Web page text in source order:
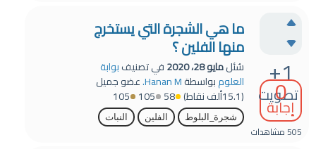
+1
تصويت
0
إجابة
505مشاهدات
ما هي الشجرة التي يستخرج
منها الفلين ؟
سُئلمايو 28، 2020 في تصنيفبوابة
العلومبواسطةHanan M. عضو جميل
(15.1ألف نقاط) 58
105
105
شجرة_البلوط الفلين النبات